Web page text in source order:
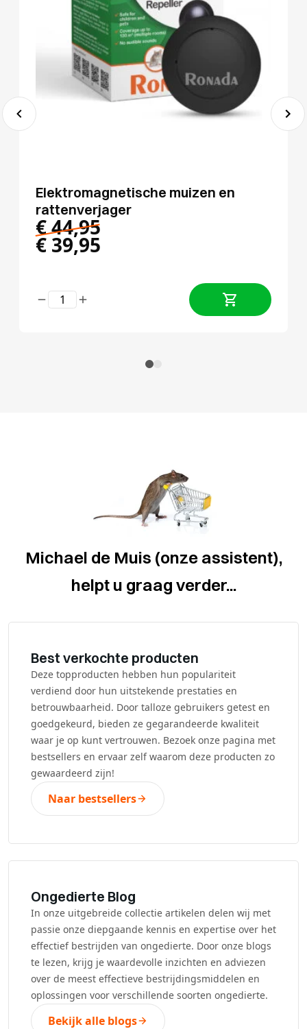
Elektromagnetische muizen en
rattenverjager
€44,95
€ 39,95
Michael de Muis (onze assistent),
helpt u graag verder...
Best verkochte producten
Deze topproducten hebben hun populariteit
verdiend door hun uitstekende prestaties en
betrouwbaarheid. Door talloze gebruikers getest en
goedgekeurd, bieden ze gegarandeerde kwaliteit
waar je op kunt vertrouwen. Bezoek onze pagina met
bestsellers en ervaar zelf waarom deze producten zo
gewaardeerd zijn!
Naar bestsellers
Ongedierte Blog
In onze uitgebreide collectie artikelen delen wij met
passie onze diepgaande kennis en expertise over het
effectief bestrijden van ongedierte. Door onze blogs
te lezen, krijg je waardevolle inzichten en adviezen
over de meest effectieve bestrijdingsmiddelen en
oplossingen voor verschillende soorten ongedierte.
Bekijk alle blogs